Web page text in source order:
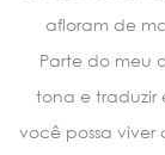
afloram de
Parte do meu
tona e traduzir
você possa